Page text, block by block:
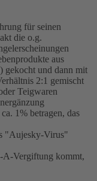
für seinen
die o.g.
aus
gekocht und dann mit
2:1 gemischt
Teigwaren
1% betragen, das
"Aujesky-Virus"
A-Vergiftung kommt,